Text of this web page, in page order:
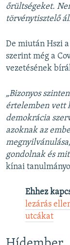
őrültségeket.
törvénytisztelő
De miután Hszi
szerint még a
vezetésének
„Bizonyos
értelemben vett
demokrácia
azoknak az
gondolnak és
kínai
Ehhez
lezárás
utcákat